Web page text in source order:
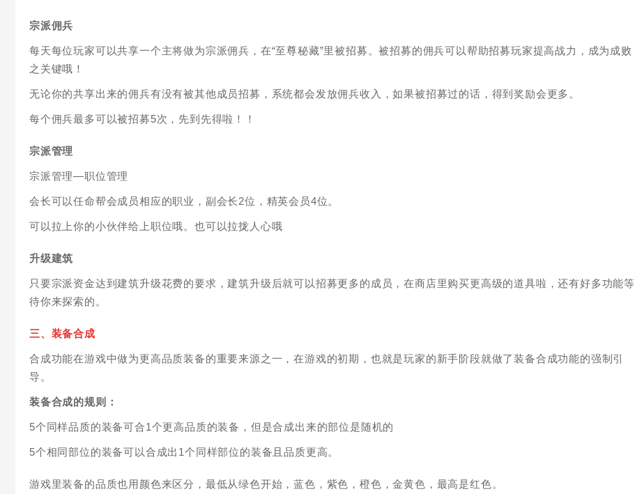
宗派佣兵
每天每位玩家可以共享一个主将做为宗派佣兵，在“至尊秘藏”里被招募。被招募的佣兵可以帮助招募玩家提高战力，成为成败
之关键哦！
无论你的共享出来的佣兵有没有被其他成员招募，系统都会发放佣兵收入，如果被招募过的话，得到奖励会更多。
每个佣兵最多可以被招募5次，先到先得啦！！
宗派管理
宗派管理—职位管理
会长可以任命帮会成员相应的职业，副会长2位，精英会员4位。
可以拉上你的小伙伴给上职位哦。也可以拉拢人心哦
升级建筑
只要宗派资金达到建筑升级花费的要求，建筑升级后就可以招募更多的成员，在商店里购买更高级的道具啦，还有好多功能等
待你来探索的。
三、装备合成
合成功能在游戏中做为更高品质装备的重要来源之一，在游戏的初期，也就是玩家的新手阶段就做了装备合成功能的强制引
导。
装备合成的规则：
5个同样品质的装备可合1个更高品质的装备，但是合成出来的部位是随机的
5个相同部位的装备可以合成出1个同样部位的装备且品质更高。
游戏里装备的品质也用颜色来区分，最低从绿色开始，蓝色，紫色，橙色，金黄色，最高是红色。